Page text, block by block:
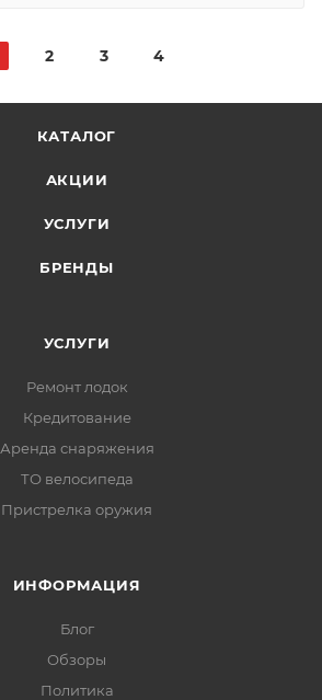
2 3 4
КАТАЛОГ
АКЦИИ
УСЛУГИ
БРЕНДЫ
УСЛУГИ
Ремонт лодок
Кредитование
Аренда снаряжения
ТО велосипеда
Пристрелка оружия
ИНФОРМАЦИЯ
Блог
Обзоры
Политика